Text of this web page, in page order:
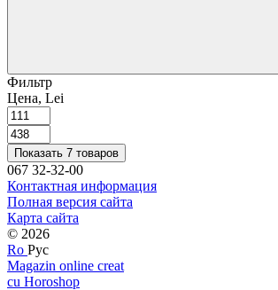
Фильтр
Цена, Lei
Показать 7 товаров
067 32-32-00
Контактная информация
Полная версия сайта
Карта сайта
© 2026
Ro Рус
Magazin online creat
cu Horoshop